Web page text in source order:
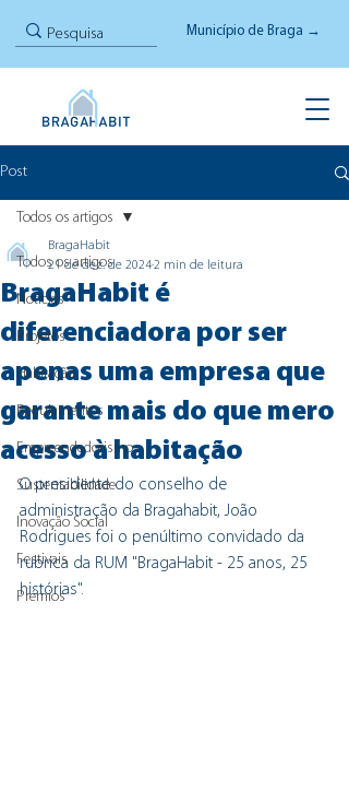
Município de Braga →
Post
Todos os artigos
Notícias
Projetos
Habitação
Regulamentos
Empreendedorismo
Sustentabilidade
Inovação Social
Festivais
Prémios
Todos os artigos
BragaHabit é
diferenciadora por ser
apenas uma empresa que
garante mais do que mero
acesso à habitação
BragaHabit
21 de dez. de 20242 min de leitura
O presidente do conselho de
administração da Bragahabit, João
Rodrigues foi o penúltimo convidado da
rubrica da RUM "BragaHabit - 25 anos, 25
histórias".